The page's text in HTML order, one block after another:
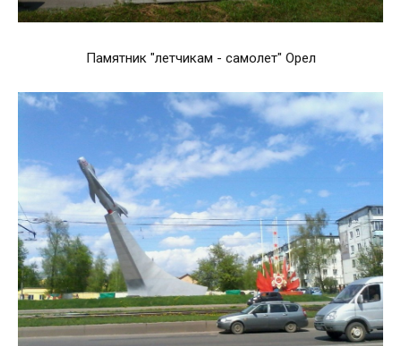
Памятник "летчикам - самолет" Орел